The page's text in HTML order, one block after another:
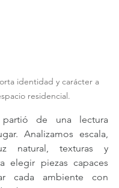
identidad y carácter a
residencial.
partió de una lectura
Analizamos escala,
natural, texturas y
elegir piezas capaces
cada ambiente con